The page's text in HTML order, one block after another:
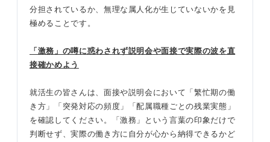
分担されているか、無理な属人化が生じていないかを見
極めることです。
「激務」の噂に惑わされず説明会や面接で実際の波を直
接確かめよう
就活生の皆さんは、面接や説明会において「繁忙期の働
き方」「突発対応の頻度」「配属職種ごとの残業実態」
を確認してください。「激務」という言葉の印象だけで
判断せず、実際の働き方に自分が心から納得できるかど